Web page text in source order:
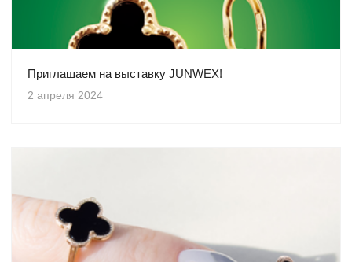
Приглашаем на выставку JUNWEX!
2 апреля 2024